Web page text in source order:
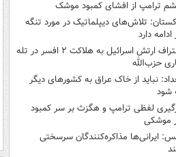
ترامپ از افشای کمبود موشک
تلاش‌های دیپلماتیک در مورد تنگه
دارد
اعتراف ارتش اسرائیل به هلاکت ۲ افسر در تله
حزب‌الله
نباید از خاک عراق به کشورهای دیگر
شود
لفظی ترامپ و هگزث بر سر کمبود
موشکی
ایرانی‌ها مذاکره‌کنندگان سرسختی